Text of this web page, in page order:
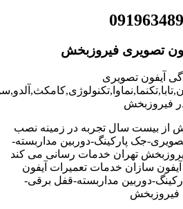
تصویری فیروزبخش
آیفون تصویری
فیروزبخش
از بیست سال تجربه در زمینه نصب
جک پارکینگ-دوربین مداربسته-
تهران خدمات رسانی می کند
سازان خدمات تعمیرات آیفون
دوربین مداربسته-قفل برقی-
فیروزبخش